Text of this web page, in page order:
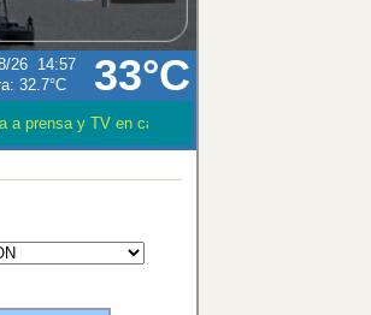
33°C
26 14:57
32.7°C
prensa y TV en caso que utilizen los datos